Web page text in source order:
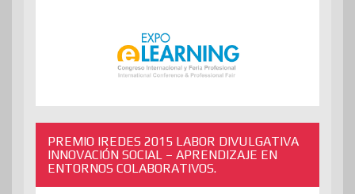
PREMIO IREDES 2015 LABOR DIVULGATIVA
INNOVACIÓN SOCIAL – APRENDIZAJE EN
ENTORNOS COLABORATIVOS.